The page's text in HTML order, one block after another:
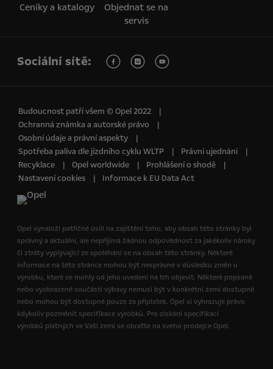
Ceníky a katalogy
Objednat se na
servis
Sociální sítě:
Budoucnost patří všem © Opel 2022
Ochranná známka a autorské právo
Osobní údaje a právní aspekty
Spotřeba paliva dle jízdního cyklu WLTP
Právní ujednání
Recyklace
Opel worldwide
Prohlášení o shodě
Nastavení cookies
Informace k EU Data Act
Opel vynaloží patřičné úsilí na zajištění toho, aby obsah této stránky byl
správný a aktuální, ale nepřijímá žádnou odpovědnost za jakékoliv nároky
či ztráty vyplývající ze spoléhání se na obsah této stránky. Některé
informace na této stránce mohou být nesprávné v důsledku změn u
výrobku, které se mohly od jeho uvedení na trh objevit. Některé popsané
nebo vyobrazené součásti výbavy nemusí být v konkrétní zemi dostupné
nebo mohou být dostupné pouze za příplatek. Opel si vyhrazuje právo
kdykoliv pozměnit specifikace výrobků. Pro získání specifikací
výrobků platných ve Vaší zemi se obraťte na svého prodejce Opel.